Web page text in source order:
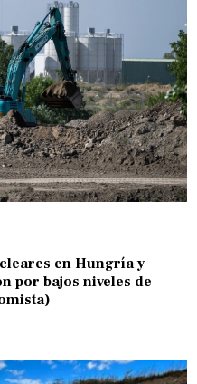
en Hungría y
por bajos niveles de